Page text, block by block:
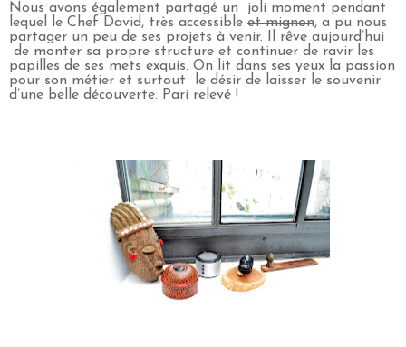
Nous avons également partagé un joli moment pendant
lequel le Chef David, très accessible et mignon, a pu nous
partager un peu de ses projets à venir. Il rêve aujourd’hui
de monter sa propre structure et continuer de ravir les
papilles de ses mets exquis. On lit dans ses yeux la passion
pour son métier et surtout le désir de laisser le souvenir
d’une belle découverte. Pari relevé !